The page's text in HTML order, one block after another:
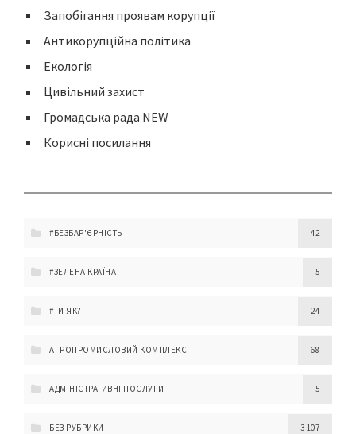
Запобігання проявам корупції
Антикорупційна політика
Екологія
Цивільний захист
Громадська рада NEW
Корисні посилання
#БЕЗБАР'ЄРНІСТЬ 42
#ЗЕЛЕНА КРАЇНА 5
#ТИ ЯК? 24
АГРОПРОМИСЛОВИЙ КОМПЛЕКС 68
АДМІНІСТРАТИВНІ ПОСЛУГИ 5
БЕЗ РУБРИКИ 3 107